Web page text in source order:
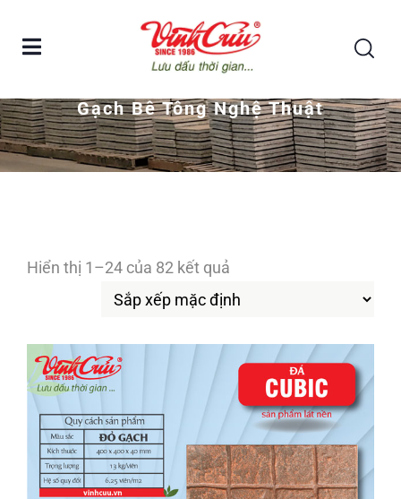
gạch bê tông nghệ thuật
Gạch Bê Tông Nghệ Thuật
Hiển thị 1–24 của 82 kết quả